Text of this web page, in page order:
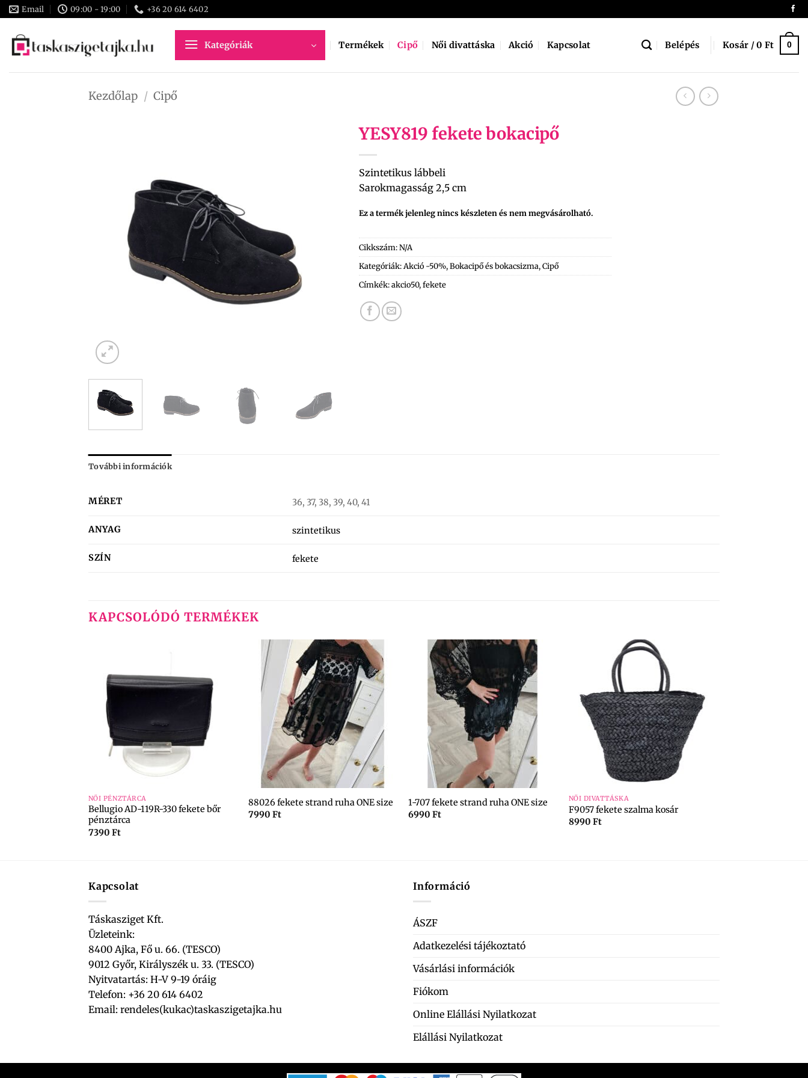
Skip
to
content
Email 09:00 - 19:00 +36 20 614 6402
Kategóriák Termékek Cipő Női divattáska Akció Kapcsolat Belépés Kosár /0 Ft 0
Kezdőlap / Cipő
YESY819 fekete bokacipő
Szintetikus lábbeli
Sarokmagasság 2,5 cm
Ez a termék jelenleg nincs készleten és nem megvásárolható.
Cikkszám:N/A
Kategóriák:Akció -50%,Bokacipő és bokacsizma,Cipő
Címkék:akcio50,fekete
További információk
MÉRET 36, 37, 38, 39, 40, 41
ANYAG szintetikus
SZÍN fekete
KAPCSOLÓDÓ TERMÉKEK
NŐI PÉNZTÁRCA
Bellugio AD-119R-330 fekete bőr
pénztárca
7390 Ft
88026 fekete strand ruha ONE size
7990Ft
1-707 fekete strand ruha ONE size
6990Ft
NŐI DIVATTÁSKA
F9057 fekete szalma kosár
8990 Ft
Kapcsolat
Táskasziget Kft.
Üzleteink:
8400 Ajka, Fő u. 66. (TESCO)
9012 Győr, Királyszék u. 33. (TESCO)
Nyitvatartás: H-V 9-19 óráig
Telefon: +36 20 614 6402
Email: rendeles(kukac)taskaszigetajka.hu
Információ
ÁSZF
Adatkezelési tájékoztató
Vásárlási információk
Fiókom
Online Elállási Nyilatkozat
Elállási Nyilatkozat